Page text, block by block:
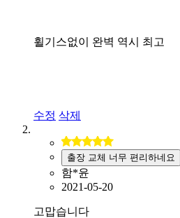
휠기스없이 완벽 역시 최고
수정 삭제
출장 교체 너무 편리하네요
함*윤
2021-05-20
고맙습니다